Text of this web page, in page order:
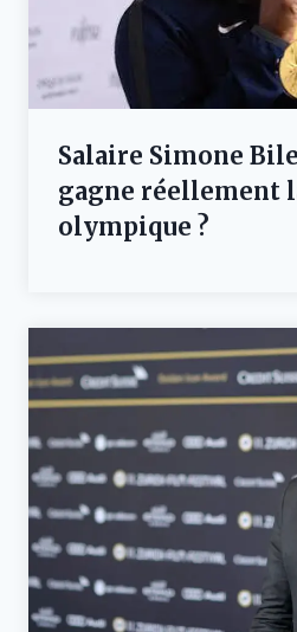
Salaire Simone
gagne réellement
olympique ?